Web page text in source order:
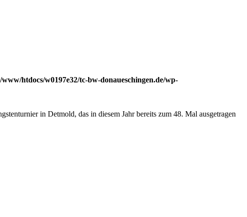
/www/htdocs/w0197e32/tc-bw-donaueschingen.de/wp-
in Detmold, das in diesem Jahr bereits zum 48. Mal ausgetragen